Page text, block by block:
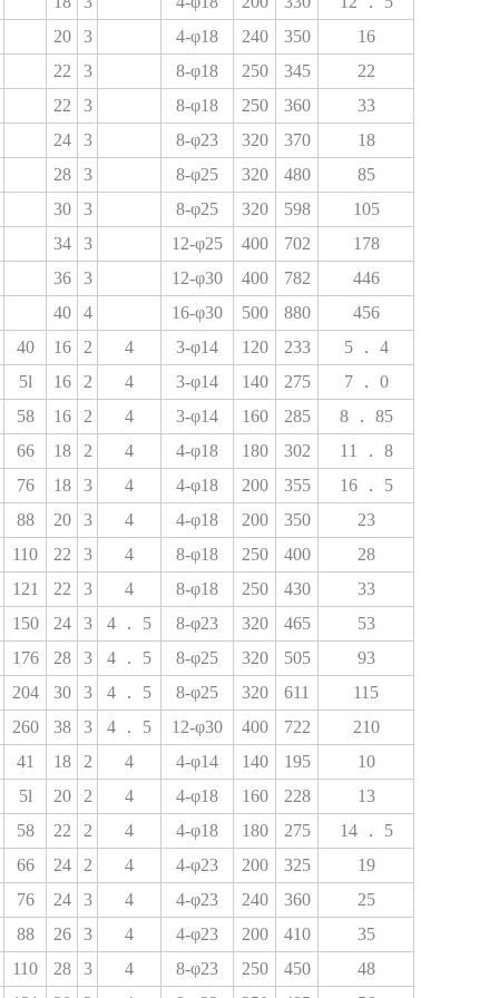
20
3 4-φ18 240 350
16
22
3 8-φ18 250 345
22
22
3 8-φ18 250 360
33
24
3 8-φ23 320 370
18
28
3 8-φ25 320 480
85
30
3 8-φ25 320 598
105
34
3 12-φ25 400 702
178
36
3 12-φ30 400 782
446
40
4 16-φ30 500 880
456
40
16 2 4 3-φ14 120 233 5 ．
4
5l
16 2 4 3-φ14 140 275 7 ．
0
58
16 2 4 3-φ14 160 285 8 ．
85
66
18 2 4 4-φ18 180 302 11 ．
8
76
18 3 4 4-φ18 200 355 16 ．
5
88
20 3 4 4-φ18 200 350
23
110
22 3 4 8-φ18 250 400
28
121
22 3 4 8-φ18 250 430
33
150
24 3 4 ． 5 8-φ23 320 465
53
176
28 3 4 ． 5 8-φ25 320 505
93
204
30 3 4 ． 5 8-φ25 320 611
115
260
38 3 4 ． 5 12-φ30 400 722
210
41
18 2 4 4-φ14 140 195
10
5l
20 2 4 4-φ18 160 228
13
58
22 2 4 4-φ18 180 275 14 ．
5
66
24 2 4 4-φ23 200 325
19
76
24 3 4 4-φ23 240 360
25
88
26 3 4 4-φ23 200 410
35
110
28 3 4 8-φ23 250 450
48